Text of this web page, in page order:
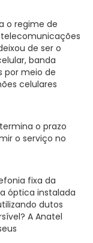
o regime de
de ser o
banda
por meio de
celulares
o prazo
o serviço no
fixa da
óptica instalada
dutos
A Anatel